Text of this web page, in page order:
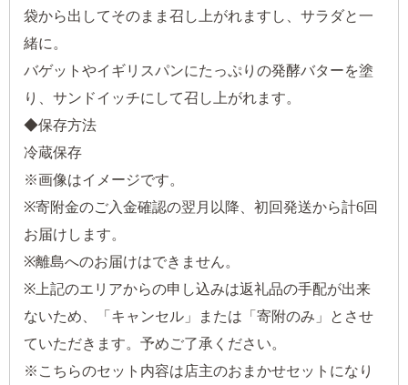
袋から出してそのまま召し上がれますし、サラダと一
緒に。
バゲットやイギリスパンにたっぷりの発酵バターを塗
り、サンドイッチにして召し上がれます。
◆保存方法
冷蔵保存
※画像はイメージです。
※寄附金のご入金確認の翌月以降、初回発送から計6回
お届けします。
※離島へのお届けはできません。
※上記のエリアからの申し込みは返礼品の手配が出来
ないため、「キャンセル」または「寄附のみ」とさせ
ていただきます。予めご了承ください。
※こちらのセット内容は店主のおまかせセットになり